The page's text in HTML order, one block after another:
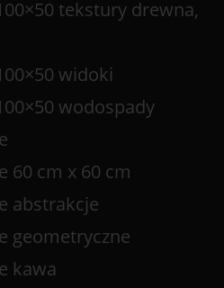
tekstury drewna,
widoki
wodospady
60 cm x 60 cm
abstrakcje
geometryczne
kawa